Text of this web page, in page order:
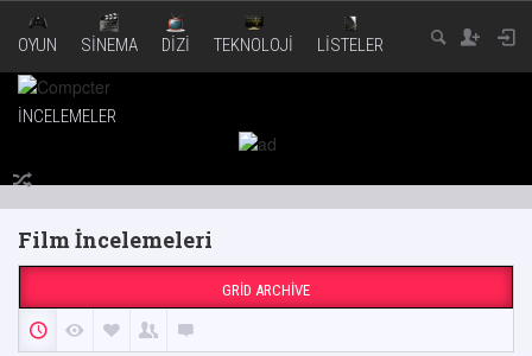
OYUN SINEMA DIZI TEKNOLOJI LISTELER
İNCELEMELER
Film İncelemeleri
GRID ARCHIVE